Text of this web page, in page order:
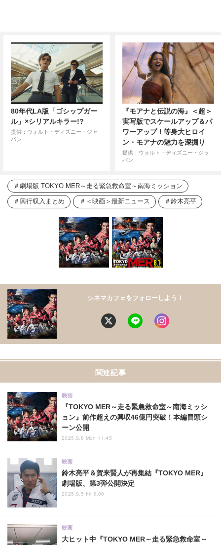
80年代LA版「ゴシップガー
ル」×シリアルキラー!?
提供：ウォルト・ディズニー・ジャ
パン
『モアナと伝説の海』＜超＞
実写版でスケールアップ＆パ
ワーアップ！等身大ヒロイ
ン・モアナの魅力を深掘り
提供：ウォルト・ディズニー・ジャ
パン
劇場版 TOKYO MER～走る緊急救命室～南海ミッション
興行収入まとめ ＜映画＞最新ニュース 鈴木亮平
シネマカフェをフォローしよう！
関連記事
『TOKYO MER～走る緊急救命室～南海ミッシ
ョン』前作超えの興収46億円突破！本編冒頭シ
ーン公開
映画
2025.9.8 Mon 11:45
鈴木亮平＆賀来賢人が再集結『TOKYO MER』
劇場版、第3弾公開決定
映画
2025.9.5 Fri 5:00
大ヒット中『TOKYO MER～走る緊急救命室～
映画